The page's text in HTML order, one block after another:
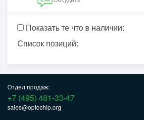
Показать те что в наличии:
Список позиций:
Отдел продаж:
+7 (495) 481-33-47
sales@optochip.org